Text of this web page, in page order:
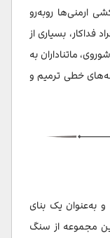
ارمنی‌ها روبه‌رو
فداکار، بسیاری از
ماتناداران به
خطی ترمیم و
به‌عنوان یک بنای
مجموعه از سنگ